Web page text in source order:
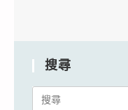
搜尋
Search